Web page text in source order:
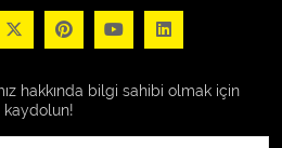
hakkında bilgi sahibi olmak için
kaydolun!